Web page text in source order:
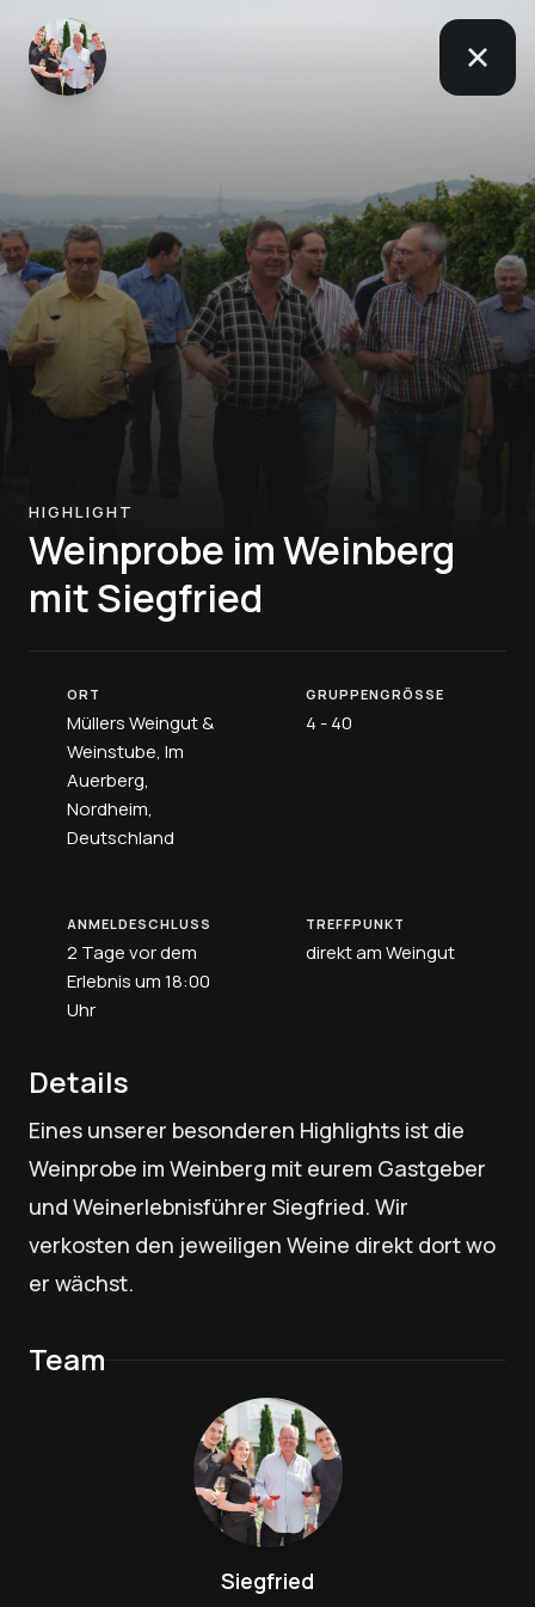
HIGHLIGHT
Weinprobe im Weinberg
mit Siegfried
ORT
Müllers Weingut &
Weinstube, Im
Auerberg,
Nordheim,
Deutschland
GRUPPENGRÖSSE
4 - 40
ANMELDESCHLUSS
2 Tage vor dem
Erlebnis um 18:00
Uhr
TREFFPUNKT
direkt am Weingut
Details
Eines unserer besonderen Highlights ist die
Weinprobe im Weinberg mit eurem Gastgeber
und Weinerlebnisführer Siegfried. Wir
verkosten den jeweiligen Weine direkt dort wo
er wächst.
Team
Siegfried